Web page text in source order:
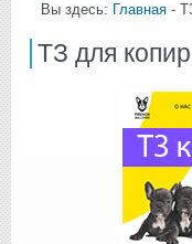
Вы здесь: Главная -
ТЗ для